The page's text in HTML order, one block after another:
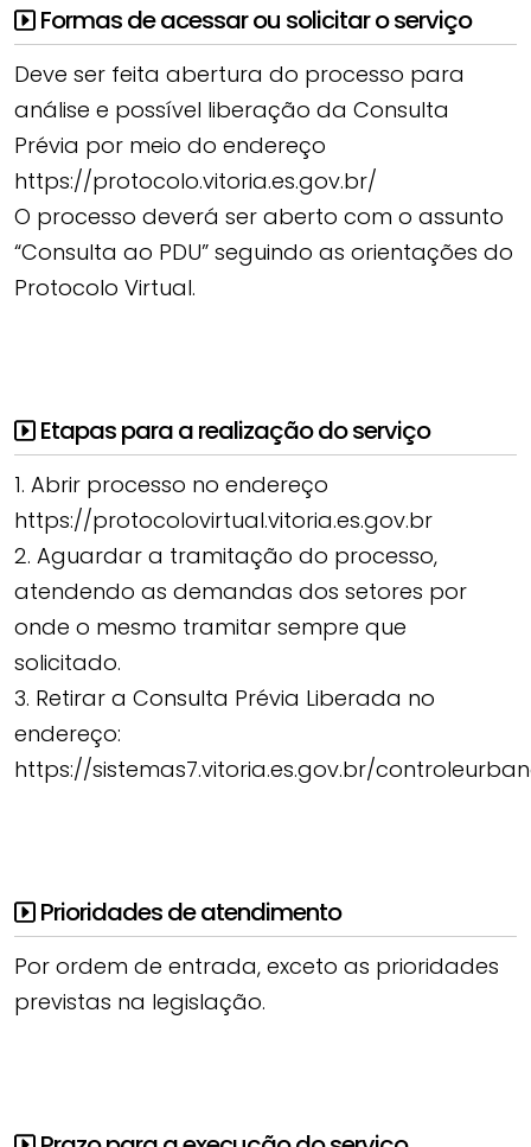
Formas de acessar ou solicitar o serviço
Deve ser feita abertura do processo para
análise e possível liberação da Consulta
Prévia por meio do endereço
https://protocolo.vitoria.es.gov.br/
O processo deverá ser aberto com o assunto
“Consulta ao PDU” seguindo as orientações do
Protocolo Virtual.
Etapas para a realização do serviço
1. Abrir processo no endereço
https://protocolovirtual.vitoria.es.gov.br
2. Aguardar a tramitação do processo,
atendendo as demandas dos setores por
onde o mesmo tramitar sempre que
solicitado.
3. Retirar a Consulta Prévia Liberada no
endereço:
https://sistemas7.vitoria.es.gov.br/
Prioridades de atendimento
Por ordem de entrada, exceto as prioridades
previstas na legislação.